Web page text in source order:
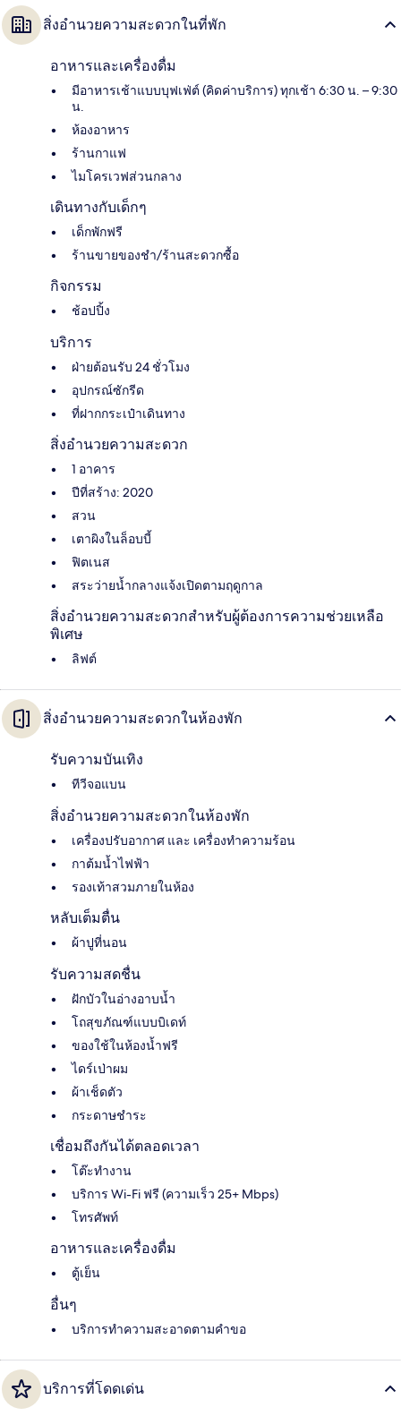
สิ่งอำนวยความสะดวกในที่พัก
อาหารและเครื่องดื่ม
มีอาหารเช้าแบบบุฟเฟ่ต์ (คิดค่าบริการ) ทุกเช้า 6:30 น. – 9:30
น.
ห้องอาหาร
ร้านกาแฟ
ไมโครเวฟส่วนกลาง
เดินทางกับเด็กๆ
เด็กพักฟรี
ร้านขายของชำ/ร้านสะดวกซื้อ
กิจกรรม
ช้อปปิ้ง
บริการ
ฝ่ายต้อนรับ 24 ชั่วโมง
อุปกรณ์ซักรีด
ที่ฝากกระเป๋าเดินทาง
สิ่งอำนวยความสะดวก
1 อาคาร
ปีที่สร้าง: 2020
สวน
เตาผิงในล็อบบี้
ฟิตเนส
สระว่ายน้ำกลางแจ้งเปิดตามฤดูกาล
สิ่งอำนวยความสะดวกสำหรับผู้ต้องการความช่วยเหลือ
พิเศษ
ลิฟต์
สิ่งอำนวยความสะดวกในห้องพัก
รับความบันเทิง
ทีวีจอแบน
สิ่งอำนวยความสะดวกในห้องพัก
เครื่องปรับอากาศ และ เครื่องทำความร้อน
กาต้มน้ำไฟฟ้า
รองเท้าสวมภายในห้อง
หลับเต็มตื่น
ผ้าปูที่นอน
รับความสดชื่น
ฝักบัวในอ่างอาบน้ำ
โถสุขภัณฑ์แบบบิเดท์
ของใช้ในห้องน้ำฟรี
ไดร์เป่าผม
ผ้าเช็ดตัว
กระดาษชำระ
เชื่อมถึงกันได้ตลอดเวลา
โต๊ะทำงาน
บริการ Wi-Fi ฟรี (ความเร็ว 25+ Mbps)
โทรศัพท์
อาหารและเครื่องดื่ม
ตู้เย็น
อื่นๆ
บริการทำความสะอาดตามคำขอ
บริการที่โดดเด่น